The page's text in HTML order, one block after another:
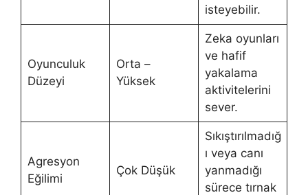
isteyebilir.
Oyunculuk
Düzeyi
Orta –
Yüksek
Zeka oyunları
ve hafif
yakalama
aktivitelerini
sever.
Agresyon
Eğilimi
Çok Düşük
Sıkıştırılmadığ
ı veya canı
yanmadığı
sürece tırnak